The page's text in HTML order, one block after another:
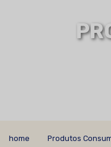
home
Produtos